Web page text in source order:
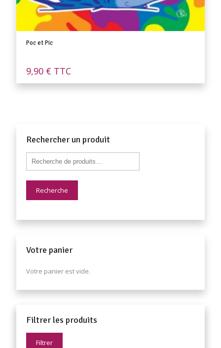
Poc et Pic
9,90 € TTC
Rechercher un produit
Recherche
Votre panier
Votre panier est vide.
Filtrer les produits
Filtrer